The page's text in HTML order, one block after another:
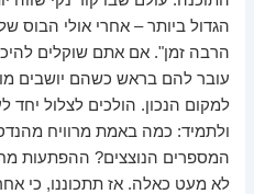
הגדול ביותר – אחרי אולי הבוס
הרבה זמן". אם אתם שוקלים
עובר להם בראש כשהם יושבים
למקום הנכון. הולכים לצלול יחד
ולתמיד: כמה באמת מרוויח
המספרים הנוצצים? ההפתעות
לא מעט כאלה. אז תתכוננו, כי